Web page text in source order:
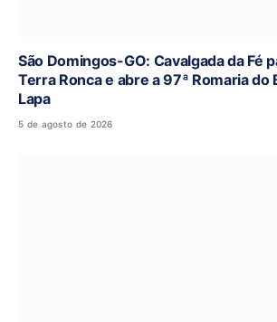
São Domingos-GO: Cavalgada da Fé
Terra Ronca e abre a 97ª Romaria do
Lapa
5 de agosto de 2026